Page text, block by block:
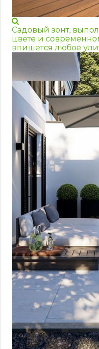
Садовый зонт,
цвете и
впишется любое